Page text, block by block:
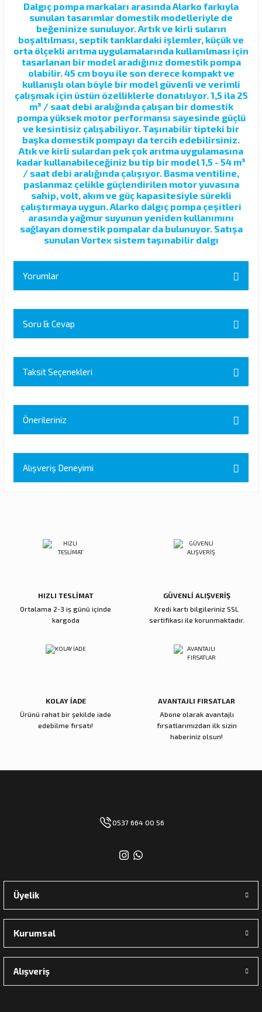
Dalgıç pompa markaları arasında Alarko farkıyla
sunulan tasarımlar domestik modelleriyle de
beğeninize sunuluyor. Artık ve kirli suların
boşaltılması, septik tanklardaki işlemler, küçük ve
orta ölçekli arıtma uygulamalarında kullanılması için
tasarlanan bir model aradığınız domestik pompa
olabilir. 45 cm boyu ile son derece kompakt ve
kullanışlı olan böyle bir model güvenli ve verimli
çalışmak için üstün özelliklerle donatılıyor. 1,5 ila 25
m³ / saat debi aralığında çalışan bir domestik
pompa yüksek motor performansı sayesinde güçlü
ve kesintisiz çalışabiliyor. Taşınabilir tipteki bir
başka domestik pompayı da tercih edebilirsiniz.
Atık ve kirli sulardan pek çok arıtma uygulamasına
kadar kullanabileceğiniz bu tip bir model 1,5 - 54 m³
/ saat debi aralığında çalışıyor. Basma ventiline,
paslanmaz çelikle güçlendirilen motor yuvasına
sahip, volt, akım ve güç kapasitesiyle sürekli
çalıştırmaya uygun. Alarko dalgıç pompa çeşitleri
arasında yağmur suyunun yeniden kullanımını
sağlayan domestik pompalar da bulunuyor. Satışa
sunulan Vortex sistem taşınabilir dalgı
Yorumlar
Yorum Yaz
Soru & Cevap
Ürün hakkında henüz soru sorulmamış.
Soru Sor
Taksit Seçenekleri
Önerileriniz
tarafımıza iletebilirsiniz.
Görüş ve önerileriniz için teşekkür ederiz.
Ürün bilgilerinde hatalar bulunuyor.
Alışveriş Deneyimi
HIZLI TESLİMAT
Ortalama 2-3 iş günü içinde
kargoda
GÜVENLİ ALIŞVERİŞ
Kredi kartı bilgileriniz SSL
sertifikası ile korunmaktadır.
KOLAY İADE
Ürünü rahat bir şekilde iade
edebilme fırsatı!
AVANTAJLI FIRSATLAR
Abone olarak avantajlı
fırsatlarımızdan ilk sizin
haberiniz olsun!
0537 664 00 56
Üyelik
Kurumsal
Alışveriş